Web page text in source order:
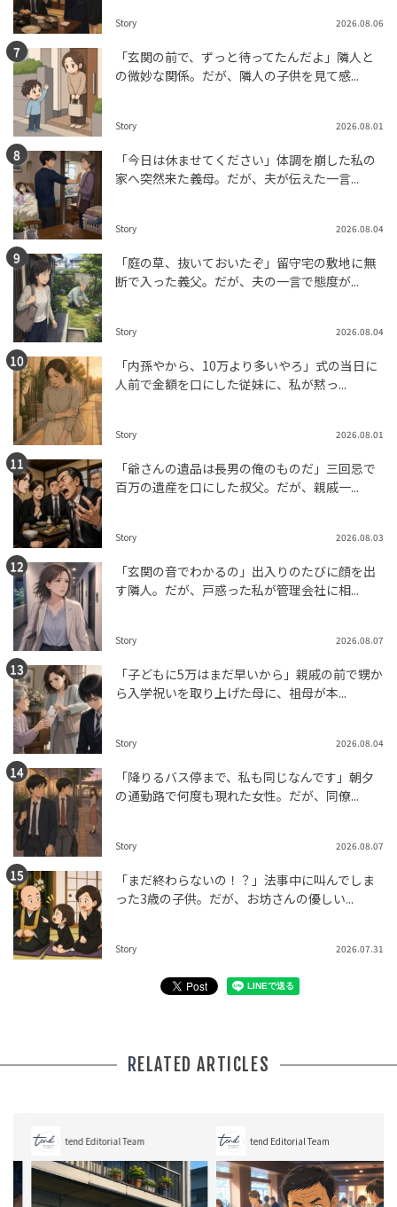
Story 2026.08.06
「玄関の前で、ずっと待ってたんだよ」隣人と
の微妙な関係。だが、隣人の子供を見て感...
Story 2026.08.01
「今日は休ませてください」体調を崩した私の
家へ突然来た義母。だが、夫が伝えた一言...
Story 2026.08.04
「庭の草、抜いておいたぞ」留守宅の敷地に無
断で入った義父。だが、夫の一言で態度が...
Story 2026.08.04
「内孫やから、10万より多いやろ」式の当日に
人前で金額を口にした従妹に、私が黙っ...
Story 2026.08.01
「爺さんの遺品は長男の俺のものだ」三回忌で
百万の遺産を口にした叔父。だが、親戚一...
Story 2026.08.03
「玄関の音でわかるの」出入りのたびに顔を出
す隣人。だが、戸惑った私が管理会社に相...
Story 2026.08.07
「子どもに5万はまだ早いから」親戚の前で甥か
ら入学祝いを取り上げた母に、祖母が本...
Story 2026.08.04
「降りるバス停まで、私も同じなんです」朝夕
の通勤路で何度も現れた女性。だが、同僚...
Story 2026.08.07
「まだ終わらないの！？」法事中に叫んでしま
った3歳の子供。だが、お坊さんの優しい...
Story 2026.07.31
RELATED ARTICLES
tend Editorial Team tend Editorial Team